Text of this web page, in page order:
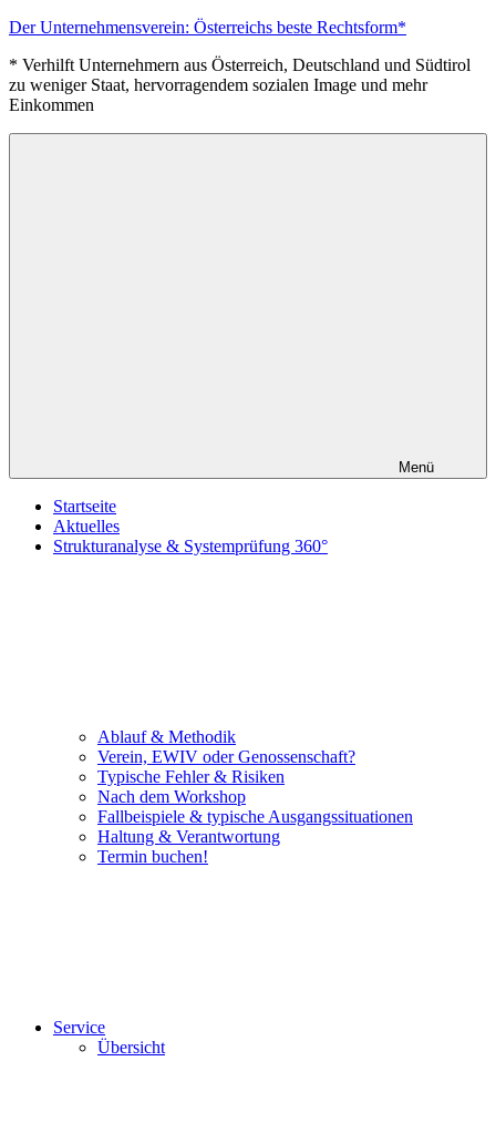
Zum
springen
Der Unternehmensverein: Österreichs beste Rechtsform*
* Verhilft Unternehmern aus Österreich, Deutschland und Südtirol
zu weniger Staat, hervorragendem sozialen Image und mehr
Einkommen
Menü
Startseite
Aktuelles
Strukturanalyse & Systemprüfung 360°
Ablauf & Methodik
Verein, EWIV oder Genossenschaft?
Typische Fehler & Risiken
Nach dem Workshop
Fallbeispiele & typische Ausgangssituationen
Haltung & Verantwortung
Termin buchen!
Service
Übersicht